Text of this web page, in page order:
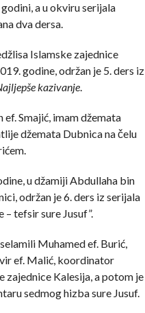
a u okviru serijala
dva dersa.
Islamske zajednice
godine, održan je 5. ders iz
kazivanje.
Smajić, imam džemata
džemata Dubnica na čelu
u džamiji Abdullaha bin
održan je 6. ders iz serijala
tefsir sure Jusuf”.
Muhamed ef. Burić,
ef. Malić, koordinator
zajednice Kalesija, a potom je
sedmog hizba sure Jusuf.